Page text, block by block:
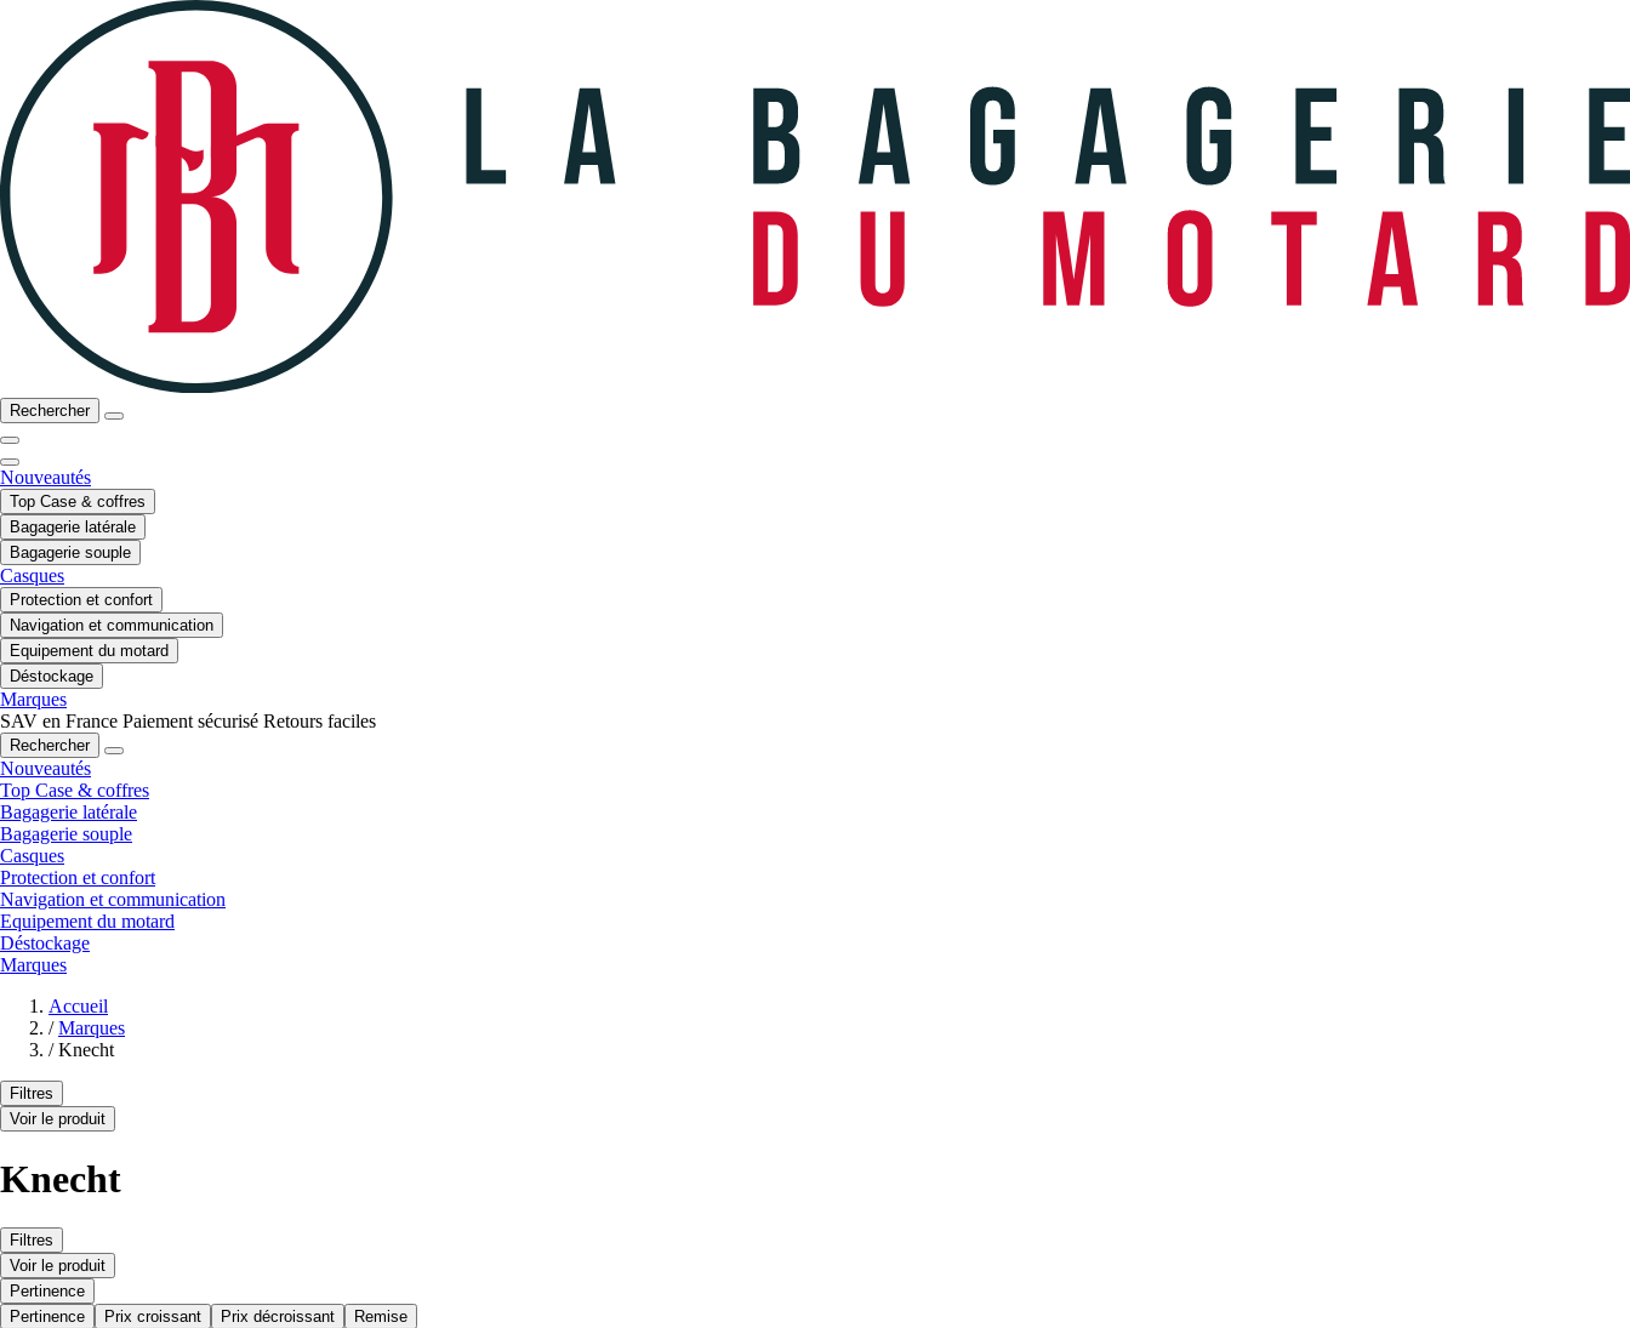
Rechercher
Nouveautés
Top Case & coffres
Bagagerie latérale
Bagagerie souple
Casques
Protection et confort
Navigation et communication
Equipement du motard
Déstockage
Marques
SAV en France Paiement sécurisé Retours faciles
Rechercher
Nouveautés
Top Case & coffres
Bagagerie latérale
Bagagerie souple
Casques
Protection et confort
Navigation et communication
Equipement du motard
Déstockage
Marques
Accueil
/ Marques
/ Knecht
Filtres
Voir le produit
Knecht
Filtres
Voir le produit
Pertinence
Pertinence
Prix croissant Prix décroissant Remise